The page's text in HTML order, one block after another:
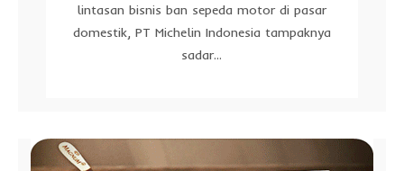
lintasan bisnis ban sepeda motor di pasar
domestik, PT Michelin Indonesia tampaknya
sadar...